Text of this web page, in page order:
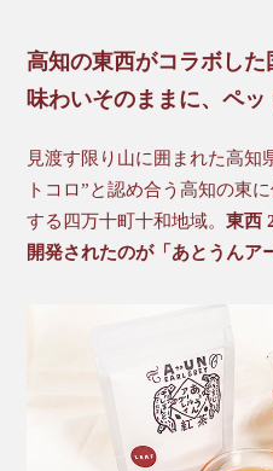
高知の東西がコラボし
味わいそのままに、ペ
見渡す限り山に囲まれた高知
トコロ”と認め合う高知の東
する四万十町十和地域。 東西
開発されたのが「あとうんア